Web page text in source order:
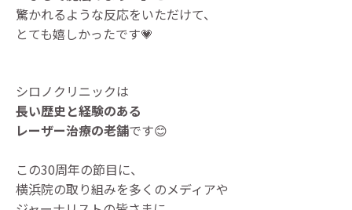
驚かれるような反応をいただけて、
とても嬉しかったです💗
シロノクリニックは
長い歴史と経験のある
レーザー治療の老舗です😊
この30周年の節目に、
横浜院の取り組みを多くのメディアや